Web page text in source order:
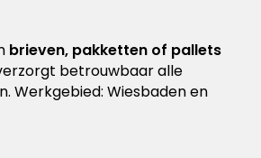
brieven, pakketten of pallets
betrouwbaar alle
Werkgebied: Wiesbaden en